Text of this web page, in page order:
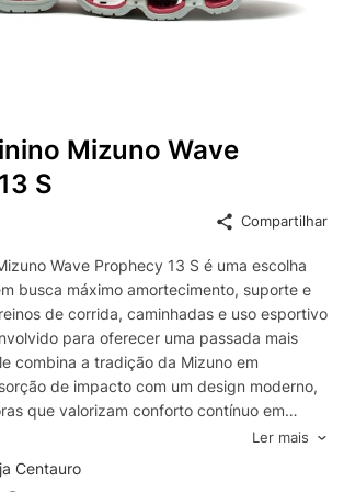
Mizuno Wave
S
Compartilhar
Wave Prophecy 13 S é uma escolha
busca máximo amortecimento, suporte e
de corrida, caminhadas e uso esportivo
para oferecer uma passada mais
combina a tradição da Mizuno em
de impacto com um design moderno,
que valorizam conforto contínuo em
com a tecnologia Wave Prophecy
responsivo e maior estabilidade na
Ler mais
Centauro